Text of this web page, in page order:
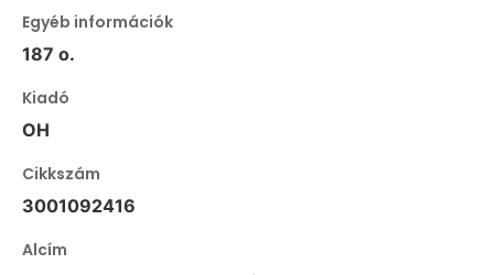
Egyéb információk
187 o.
Kiadó
OH
Cikkszám
3001092416
Alcím